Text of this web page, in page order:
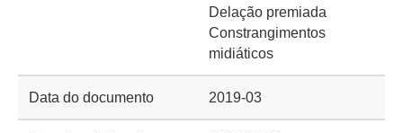
Delação premiada
Constrangimentos
midiáticos
Data do documento 2019-03